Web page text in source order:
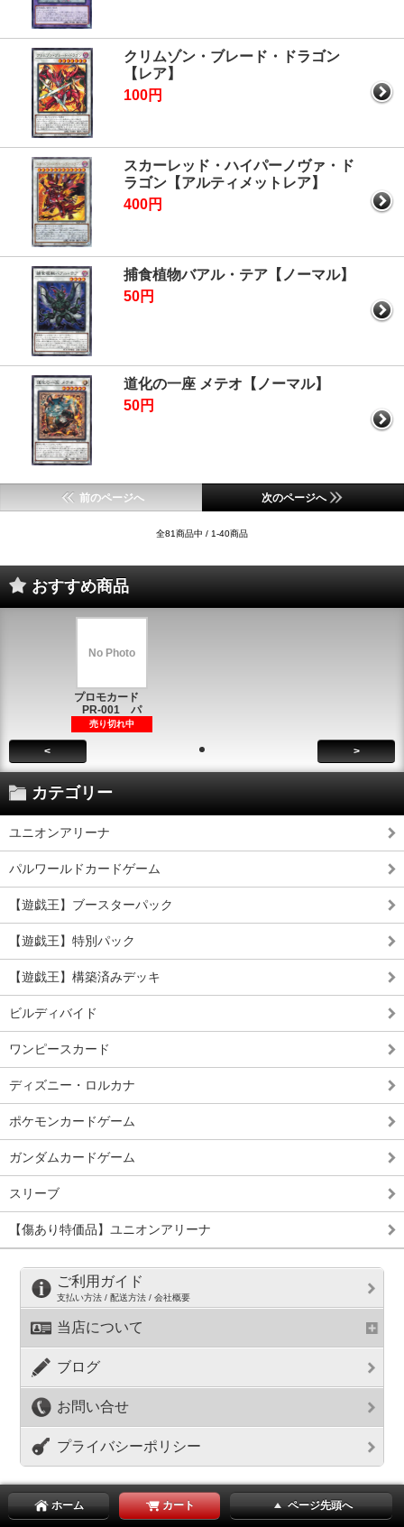
クリムゾン・ブレード・ドラゴン
【レア】
100円
スカーレッド・ハイパーノヴァ・ド
ラゴン【アルティメットレア】
400円
捕食植物バアル・テア【ノーマル】
50円
道化の一座 メテオ【ノーマル】
50円
前のページへ 次のページへ
全81商品中 / 1-40商品
おすすめ商品
No Photo
プロモカード
PR-001 パ
売り切れ中
< >
カテゴリー
ユニオンアリーナ
パルワールドカードゲーム
【遊戯王】ブースターパック
【遊戯王】特別パック
【遊戯王】構築済みデッキ
ビルディバイド
ワンピースカード
ディズニー・ロルカナ
ポケモンカードゲーム
ガンダムカードゲーム
スリーブ
【傷あり特価品】ユニオンアリーナ
ご利用ガイド
支払い方法 / 配送方法 / 会社概要
当店について
ブログ
お問い合せ
プライバシーポリシー
ホーム カート ページ先頭へ